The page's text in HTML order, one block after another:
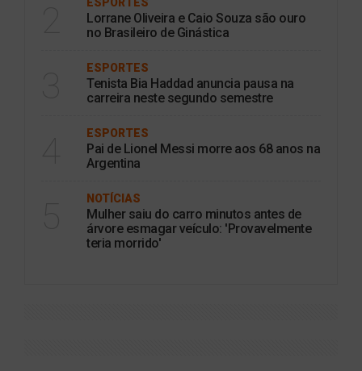
Lorrane Oliveira e Caio Souza são ouro
no Brasileiro de Ginástica
ESPORTES
Tenista Bia Haddad anuncia pausa na
carreira neste segundo semestre
ESPORTES
Pai de Lionel Messi morre aos 68 anos na
Argentina
NOTÍCIAS
Mulher saiu do carro minutos antes de
árvore esmagar veículo: 'Provavelmente
teria morrido'